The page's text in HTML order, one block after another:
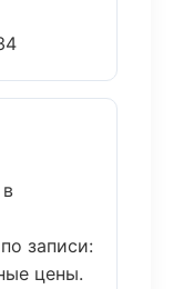
записи:
цены.